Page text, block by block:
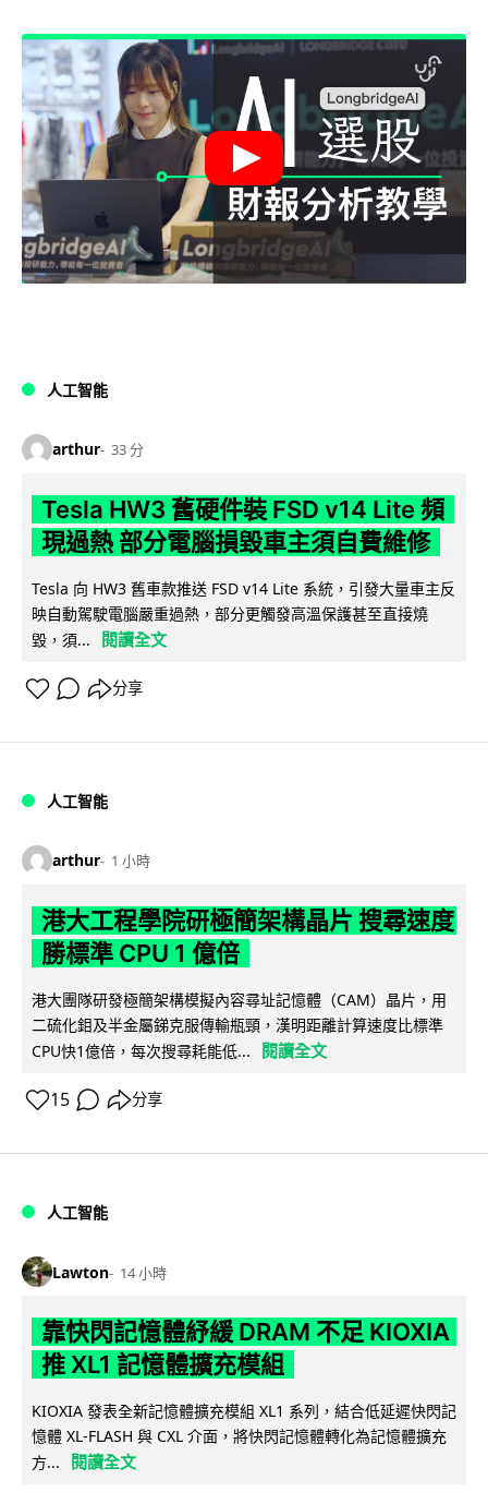
人工智能
arthur 33 分
Tesla HW3 舊硬件裝 FSD v14 Lite 頻
現過熱 部分電腦損毀車主須自費維修
Tesla 向 HW3 舊車款推送 FSD v14 Lite 系統，引發大量車主反
映自動駕駛電腦嚴重過熱，部分更觸發高溫保護甚至直接燒
毀，須...
閱讀全文
分享
人工智能
arthur 1 小時
港大工程學院研極簡架構晶片 搜尋速度
勝標準 CPU 1 億倍
港大團隊研發極簡架構模擬內容尋址記憶體（CAM）晶片，用
二硫化鉬及半金屬銻克服傳輸瓶頸，漢明距離計算速度比標準
CPU快1億倍，每次搜尋耗能低...
閱讀全文
15 分享
人工智能
Lawton 14 小時
靠快閃記憶體紓緩 DRAM 不足 KIOXIA
推 XL1 記憶體擴充模組
KIOXIA 發表全新記憶體擴充模組 XL1 系列，結合低延遲快閃記
憶體 XL-FLASH 與 CXL 介面，將快閃記憶體轉化為記憶體擴充
方...
閱讀全文